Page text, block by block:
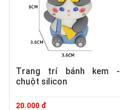
Trang trí bánh kem -
chuột silicon
20.000 đ